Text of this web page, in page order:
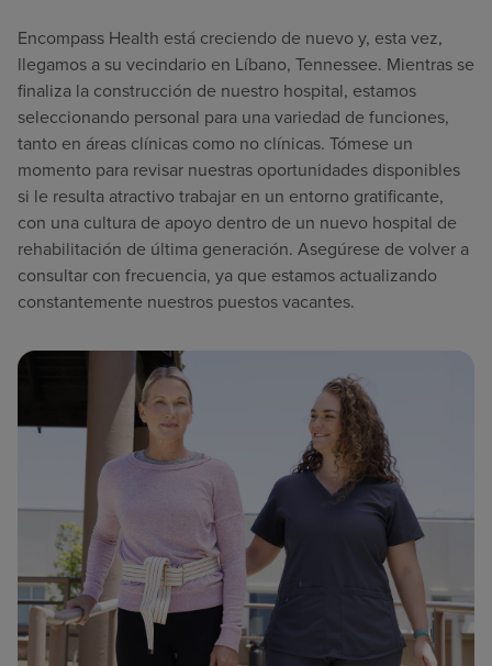
Inversores
Empleos
Pagar mi factura
Encompass Health está creciendo de nuevo y, esta vez,
llegamos a su vecindario en Líbano, Tennessee. Mientras se
finaliza la construcción de nuestro hospital, estamos
seleccionando personal para una variedad de funciones,
tanto en áreas clínicas como no clínicas. Tómese un
momento para revisar nuestras oportunidades disponibles
si le resulta atractivo trabajar en un entorno gratificante,
con una cultura de apoyo dentro de un nuevo hospital de
rehabilitación de última generación. Asegúrese de volver a
consultar con frecuencia, ya que estamos actualizando
constantemente nuestros puestos vacantes.